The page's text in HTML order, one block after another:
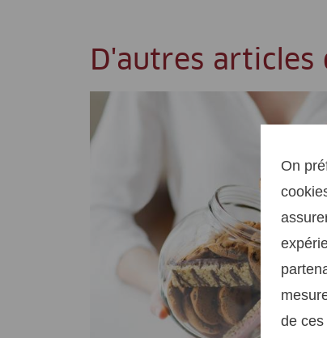
D'autres articles
On
de